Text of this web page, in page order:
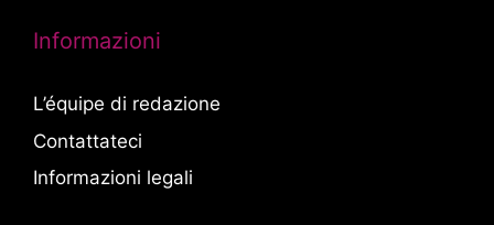
Informazioni
L’équipe di redazione
Contattateci
Informazioni legali